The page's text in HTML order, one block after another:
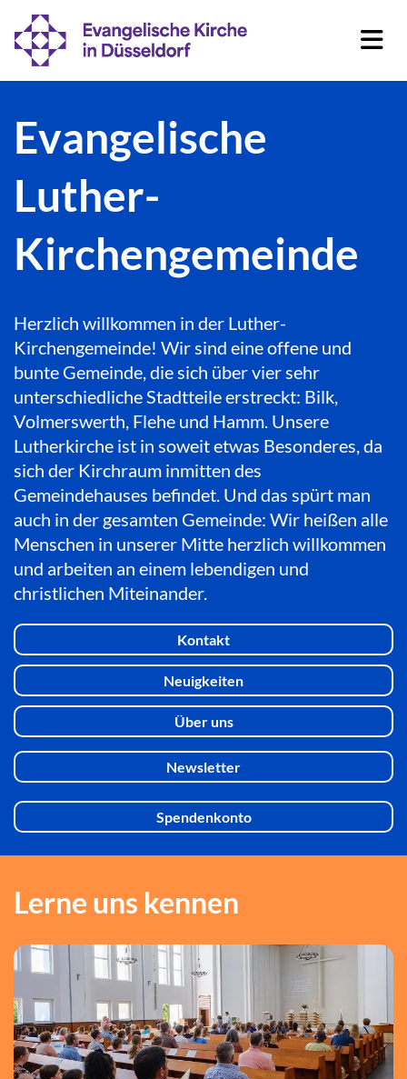
Evangelische
Luther-
Kirchengemeinde
Herzlich willkommen in der Luther-
Kirchengemeinde! Wir sind eine offene und
bunte Gemeinde, die sich über vier sehr
unterschiedliche Stadtteile erstreckt: Bilk,
Volmerswerth, Flehe und Hamm. Unsere
Lutherkirche ist in soweit etwas Besonderes, da
sich der Kirchraum inmitten des
Gemeindehauses befindet. Und das spürt man
auch in der gesamten Gemeinde: Wir heißen alle
Menschen in unserer Mitte herzlich willkommen
und arbeiten an einem lebendigen und
christlichen Miteinander.
Kontakt
Neuigkeiten
Über uns
Newsletter
Spendenkonto
Lerne uns kennen